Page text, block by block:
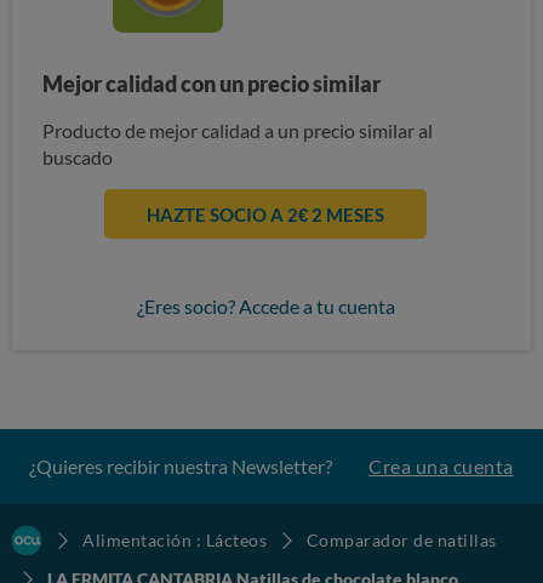
Mejor calidad con un precio similar
Producto de mejor calidad a un precio similar al
buscado
HAZTE SOCIO A 2€ 2 MESES
¿Eres socio? Accede a tu cuenta
¿Quieres recibir nuestra Newsletter? Crea una cuenta
Alimentación : Lácteos
Comparador de natillas